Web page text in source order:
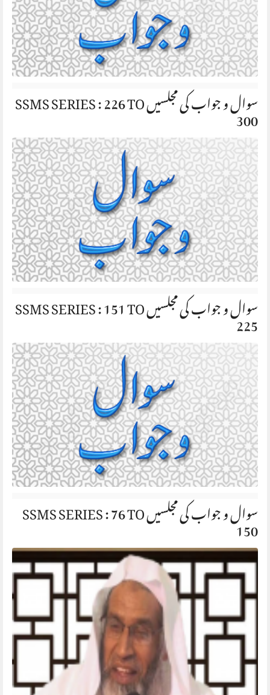
سوال و جواب کی مجلسیں SSMS SERIES : 226 TO 300
سوال و جواب کی مجلسیں SSMS SERIES : 151 TO 225
سوال و جواب کی مجلسیں SSMS SERIES : 76 TO 150